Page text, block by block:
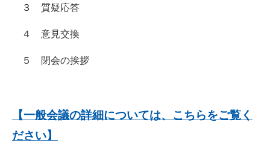
３ 質疑応答
４ 意見交換
５ 閉会の挨拶
【一般会議の詳細については、こちらをご覧く
ださい】